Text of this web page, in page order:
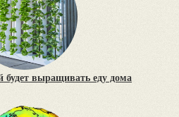
выращивать еду дома